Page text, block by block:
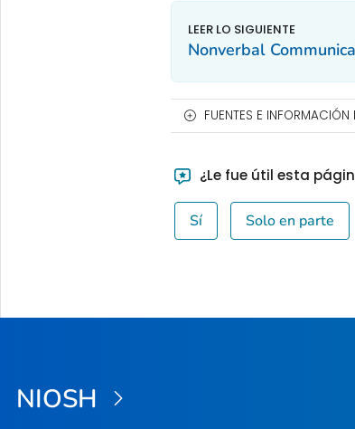
Nonverbal
FUENTES E
¿Le fue útil esta
Sí Solo en parte
NIOSH